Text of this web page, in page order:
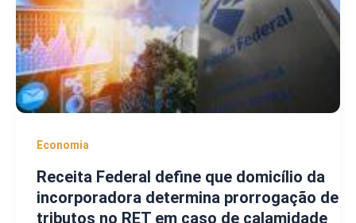
Economia
Receita Federal define que domicílio da
incorporadora determina prorrogação de
tributos no RET em caso de calamidade